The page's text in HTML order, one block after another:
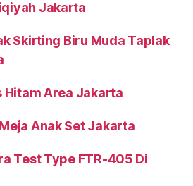
Jakarta
Skirting Biru Muda Taplak
Hitam Area Jakarta
Anak Set Jakarta
Test Type FTR-405 Di